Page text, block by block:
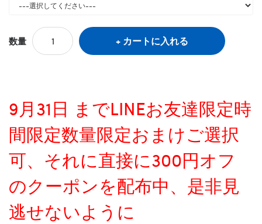
数量 カートに入れる
9月31日 までLINEお友達限定時
間限定数量限定おまけご選択
可、それに直接に300円オフ
のクーポンを配布中、是非見
逃せないように